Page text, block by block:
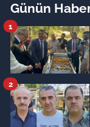
Günün
1
2